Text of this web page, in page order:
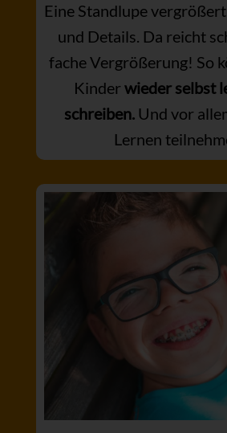
Eine Standlupe
und Details. Da reicht
fache Vergrößerung! So
Kinderwieder selbst
schreiben. Und vor
Lernen